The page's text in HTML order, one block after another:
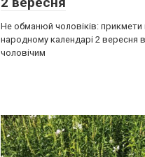
Не обманюй чоловіків: прикмети
народному календарі 2 вересня
чоловічим